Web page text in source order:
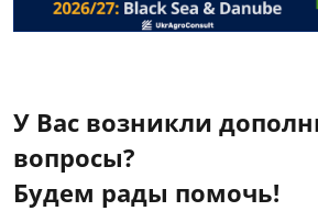
У Вас возникли
вопросы?
Будем рады помочь!